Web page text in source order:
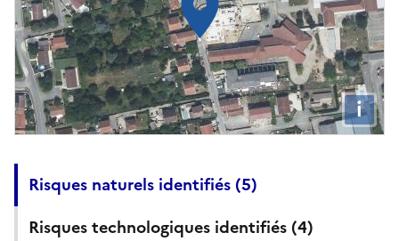
i
Risques naturels identifiés (5)
Risques technologiques identifiés (4)